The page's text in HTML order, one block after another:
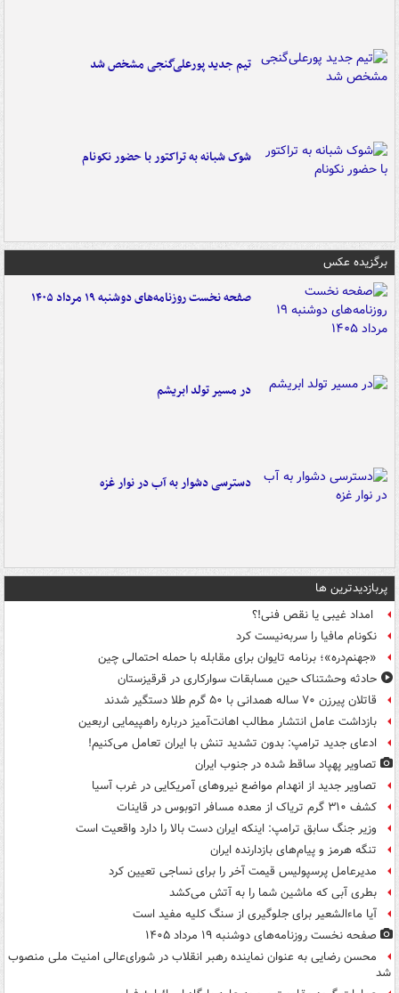
تیم جدید پورعلی‌گنجی مشخص شد
شوک شبانه به تراکتور با حضور نکونام
برگزیده عکس
صفحه نخست روزنامه‌های دوشنبه ۱۹ مرداد ۱۴۰۵
در مسیر تولد ابریشم
دسترسی دشوار به آب در نوار غزه
پربازدیدترین ها
امداد غیبی یا نقص فنی!؟
نکونام مافیا را سربه‌نیست کرد
«جهنم‌دره»؛ برنامه تایوان برای مقابله با حمله احتمالی چین
حادثه وحشتناک حین مسابقات سوارکاری در قرقیزستان
قاتلان پیرزن ۷۰ ساله همدانی با ۵۰ گرم طلا دستگیر شدند
بازداشت عامل انتشار مطالب اهانت‌آمیز درباره راهپیمایی اربعین
ادعای جدید ترامپ: بدون تشدید تنش با ایران تعامل می‌کنیم!
تصاویر پهپاد ساقط شده در جنوب ایران
تصاویر جدید از انهدام مواضع نیروهای آمریکایی در غرب آسیا
کشف ۳۱۰ گرم تریاک از معده مسافر اتوبوس در قاینات
وزیر جنگ سابق ترامپ: اینکه ایران دست بالا را دارد واقعیت است
تنگه هرمز و پیام‌های بازدارنده ایران
مدیرعامل پرسپولیس قیمت آخر را برای نساجی تعیین کرد
بطری آبی که ماشین شما را به آتش می‌کشد
آیا ماءالشعیر برای جلوگیری از سنگ کلیه مفید است
صفحه نخست روزنامه‌های دوشنبه ۱۹ مرداد ۱۴۰۵
محسن رضایی به عنوان نماینده رهبر انقلاب در شورای‌عالی امنیت ملی منصوب
شد